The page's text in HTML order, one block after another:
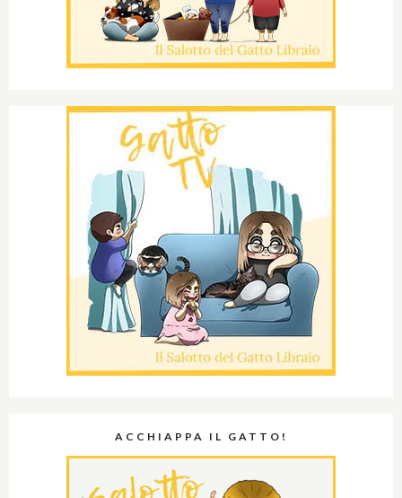
ACCHIAPPA IL GATTO!